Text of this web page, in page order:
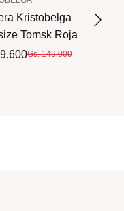
Kristobelga
Tomsk Roja
Gs. 149.000